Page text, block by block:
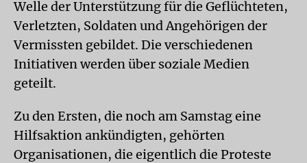
Welle der Unterstützung für die Geflüchteten,
Verletzten, Soldaten und Angehörigen der
Vermissten gebildet. Die verschiedenen
Initiativen werden über soziale Medien
geteilt.
Zu den Ersten, die noch am Samstag eine
Hilfsaktion ankündigten, gehörten
Organisationen, die eigentlich die Proteste